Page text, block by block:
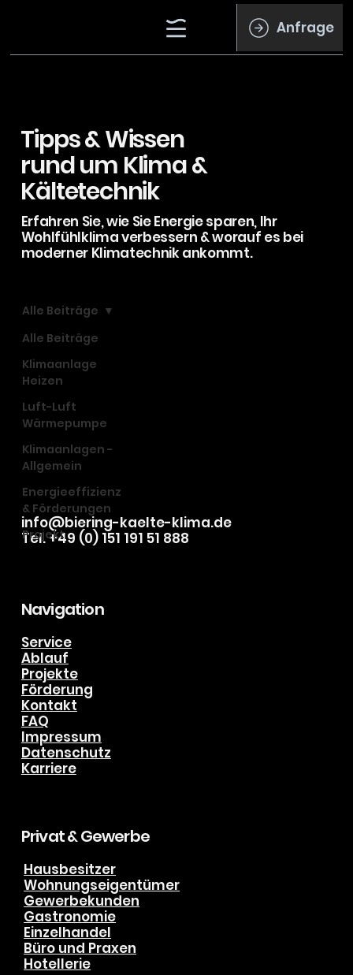
Anfrage
Tipps & Wissen
rund um Klima &
Kältetechnik
Erfahren Sie, wie Sie Energie sparen, Ihr
Wohlfühlklima verbessern & worauf es bei
moderner Klimatechnik ankommt.
Alle Beiträge
Klimaanlage
Heizen
Luft-Luft
Wärmepumpe
Klimaanlagen -
Allgemein
Energieeffizienz
& Förderungen
Projekt
Alle Beiträge
info@biering-kaelte-klima.de
Tel. +49 (0) 151 191 51 888
Navigation
Service
Ablauf
Projekte
Förderung
Kontakt
FAQ
Impressum
Datenschutz
Karriere
Privat & Gewerbe
Hausbesitzer
Wohnungseigentümer
Gewerbekunden
Gastronomie
Einzelhandel
Büro und Praxen
Hotellerie